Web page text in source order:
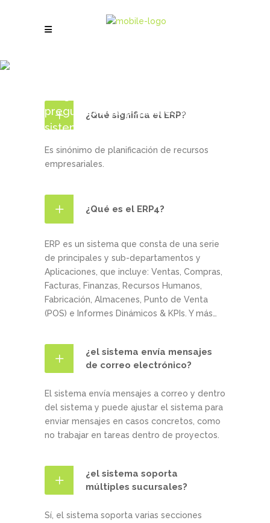
preguntas más populares sobre el
sistema ERP4.
¿Qué significa el ERP?
Es sinónimo de planificación de recursos
empresariales.
¿Qué es el ERP4?
ERP es un sistema que consta de una serie
de principales y sub-departamentos y
Aplicaciones, que incluye: Ventas, Compras,
Facturas, Finanzas, Recursos Humanos,
Fabricación, Almacenes, Punto de Venta
(POS) e Informes Dinámicos & KPIs. Y más…
¿el sistema envía mensajes
de correo electrónico?
El sistema envía mensajes a correo y dentro
del sistema y puede ajustar el sistema para
enviar mensajes en casos concretos, como
no trabajar en tareas dentro de proyectos.
¿el sistema soporta
múltiples sucursales?
Sí, el sistema soporta varias secciones